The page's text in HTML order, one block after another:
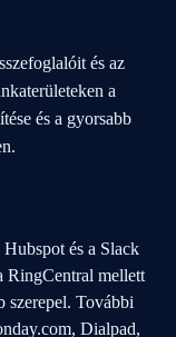
és az
a
és a gyorsabb